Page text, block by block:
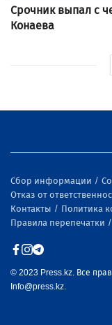
Срочник выпал с
Конаева
Сбор информации
Отказ от
Контакты
Политика
Правила перепечатки
© 2023 Press.kz. Все
Info@press.kz.